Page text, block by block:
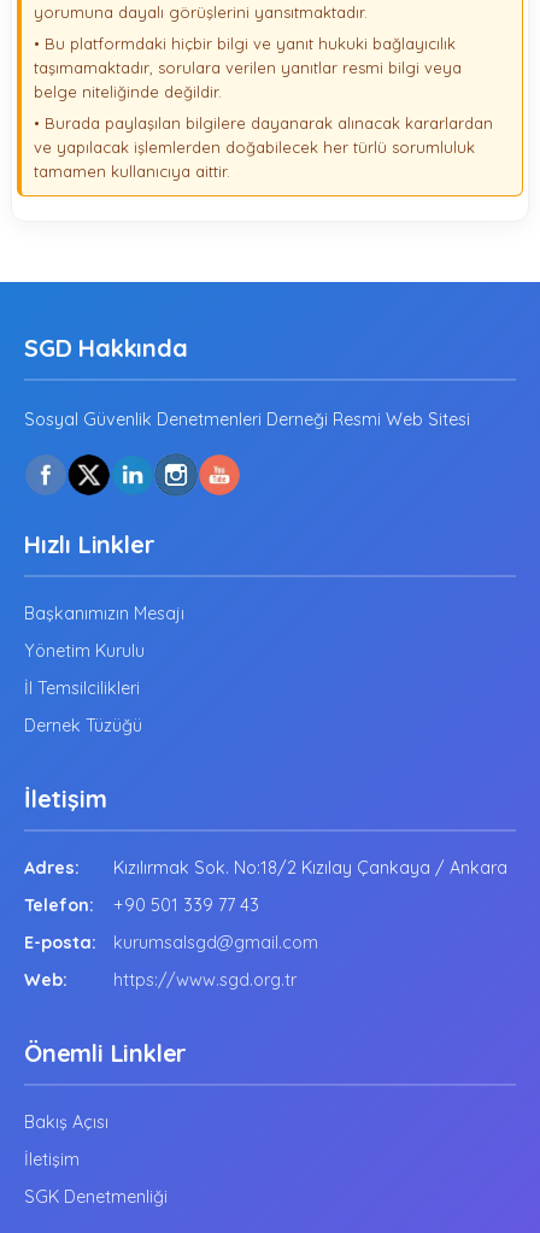
yorumuna dayalı görüşlerini yansıtmaktadır.
• Bu platformdaki hiçbir bilgi ve yanıt hukuki bağlayıcılık
taşımamaktadır, sorulara verilen yanıtlar resmi bilgi veya
belge niteliğinde değildir.
• Burada paylaşılan bilgilere dayanarak alınacak kararlardan
ve yapılacak işlemlerden doğabilecek her türlü sorumluluk
tamamen kullanıcıya aittir.
SGD Hakkında
Sosyal Güvenlik Denetmenleri Derneği Resmi Web Sitesi
Hızlı Linkler
Başkanımızın Mesajı
Yönetim Kurulu
İl Temsilcilikleri
Dernek Tüzüğü
İletişim
Adres:
Kızılırmak Sok. No:18/2 Kızılay Çankaya / Ankara
Telefon:
+90 501 339 77 43
E-posta:
kurumsalsgd@gmail.com
Web:
https://www.sgd.org.tr
Önemli Linkler
Bakış Açısı
İletişim
SGK Denetmenliği